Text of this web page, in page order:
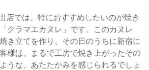
店では、特におすすめしたいのが焼き
クラマエカヌレ」です。このカヌレ
き立てを作り、その日のうちに新宿に
様は、まるで工房で焼き上がったその
うな、あたたかみを感じられるでしょ